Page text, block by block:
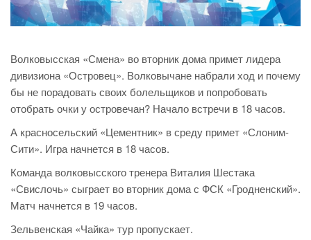
Волковысская «Смена» во вторник дома примет лидера
дивизиона «Островец». Волковычане набрали ход и почему
бы не порадовать своих болельщиков и попробовать
отобрать очки у островечан? Начало встречи в 18 часов.
А красносельский «Цементник» в среду примет «Слоним-
Сити». Игра начнется в 18 часов.
Команда волковысского тренера Виталия Шестака
«Свислочь» сыграет во вторник дома с ФСК «Гродненский».
Матч начнется в 19 часов.
Зельвенская «Чайка» тур пропускает.